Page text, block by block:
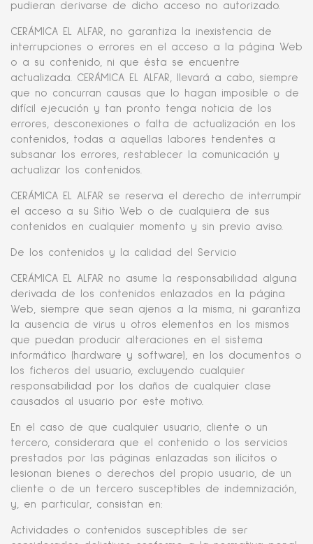
pudieran derivarse de dicho acceso no autorizado.
CERÁMICA EL ALFAR, no garantiza la inexistencia de
interrupciones o errores en el acceso a la página Web
o a su contenido, ni que ésta se encuentre
actualizada. CERÁMICA EL ALFAR, llevará a cabo, siempre
que no concurran causas que lo hagan imposible o de
difícil ejecución y tan pronto tenga noticia de los
errores, desconexiones o falta de actualización en los
contenidos, todas a aquellas labores tendentes a
subsanar los errores, restablecer la comunicación y
actualizar los contenidos.
CERÁMICA EL ALFAR se reserva el derecho de interrumpir
el acceso a su Sitio Web o de cualquiera de sus
contenidos en cualquier momento y sin previo aviso.
De los contenidos y la calidad del Servicio
CERÁMICA EL ALFAR no asume la responsabilidad alguna
derivada de los contenidos enlazados en la página
Web, siempre que sean ajenos a la misma, ni garantiza
la ausencia de virus u otros elementos en los mismos
que puedan producir alteraciones en el sistema
informático (hardware y software), en los documentos o
los ficheros del usuario, excluyendo cualquier
responsabilidad por los daños de cualquier clase
causados al usuario por este motivo.
En el caso de que cualquier usuario, cliente o un
tercero, considerara que el contenido o los servicios
prestados por las páginas enlazadas son ilícitos o
lesionan bienes o derechos del propio usuario, de un
cliente o de un tercero susceptibles de indemnización,
y, en particular, consistan en:
Actividades o contenidos susceptibles de ser